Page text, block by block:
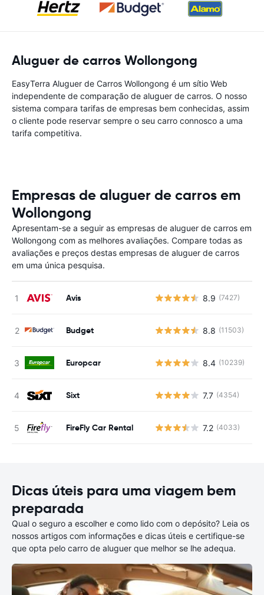
Aluguer de carros Wollongong
EasyTerra Aluguer de Carros Wollongong é um sítio Web
independente de comparação de aluguer de carros. O nosso
sistema compara tarifas de empresas bem conhecidas, assim
o cliente pode reservar sempre o seu carro connosco a uma
tarifa competitiva.
Empresas de aluguer de carros em
Wollongong
Apresentam-se a seguir as empresas de aluguer de carros em
Wollongong com as melhores avaliações. Compare todas as
avaliações e preços destas empresas de aluguer de carros
em uma única pesquisa.
Avis 8.9 (7427)
Budget 8.8 (11503)
Europcar 8.4 (10239)
Sixt 7.7 (4354)
FireFly Car Rental 7.2 (4033)
Dicas úteis para uma viagem bem
preparada
Qual o seguro a escolher e como lido com o depósito? Leia os
nossos artigos com informações e dicas úteis e certifique-se
que opta pelo carro de aluguer que melhor se lhe adequa.